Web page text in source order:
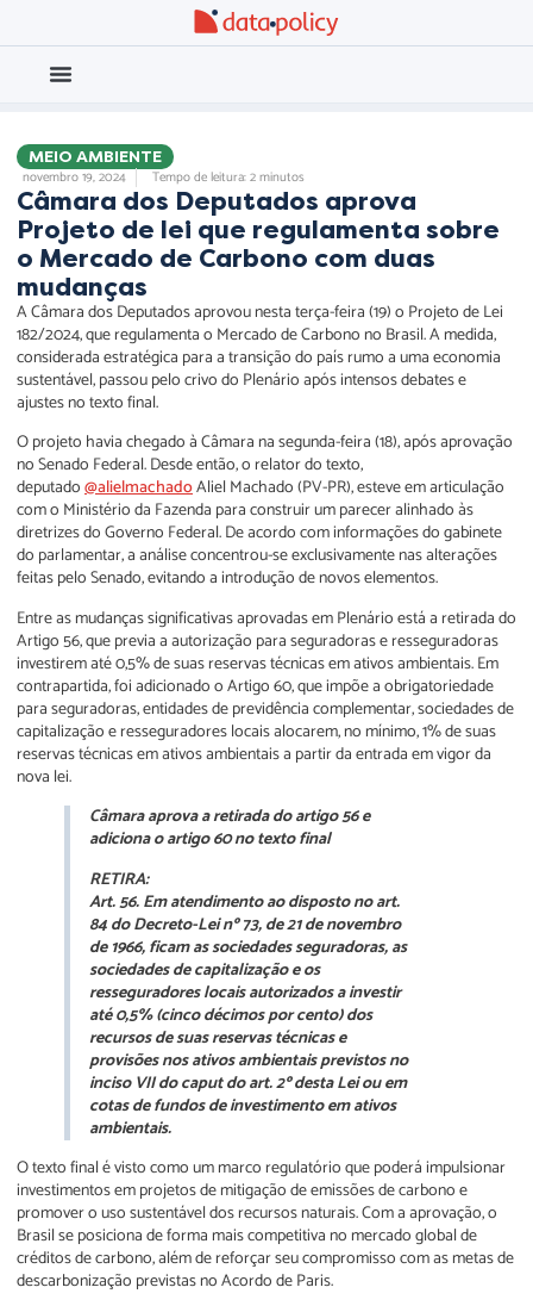
MEIO AMBIENTE
novembro 19, 2024 Tempo de leitura: 2 minutos
Câmara dos Deputados aprova
Projeto de lei que regulamenta sobre
o Mercado de Carbono com duas
mudanças
A Câmara dos Deputados aprovou nesta terça-feira (19) o Projeto de Lei
182/2024, que regulamenta o Mercado de Carbono no Brasil. A medida,
considerada estratégica para a transição do país rumo a uma economia
sustentável, passou pelo crivo do Plenário após intensos debates e
ajustes no texto final.
O projeto havia chegado à Câmara na segunda-feira (18), após aprovação
no Senado Federal. Desde então, o relator do texto,
deputado@alielmachadoAliel Machado (PV-PR), esteve em articulação
com o Ministério da Fazenda para construir um parecer alinhado às
diretrizes do Governo Federal. De acordo com informações do gabinete
do parlamentar, a análise concentrou-se exclusivamente nas alterações
feitas pelo Senado, evitando a introdução de novos elementos.
Entre as mudanças significativas aprovadas em Plenário está a retirada do
Artigo 56, que previa a autorização para seguradoras e resseguradoras
investirem até 0,5% de suas reservas técnicas em ativos ambientais. Em
contrapartida, foi adicionado o Artigo 60, que impõe a obrigatoriedade
para seguradoras, entidades de previdência complementar, sociedades de
capitalização e resseguradores locais alocarem, no mínimo, 1% de suas
reservas técnicas em ativos ambientais a partir da entrada em vigor da
nova lei.
Câmara aprova a retirada do artigo 56 e
adiciona o artigo 60 no texto final
RETIRA:
Art. 56. Em atendimento ao disposto no art.
84 do Decreto-Lei nº 73, de 21 de novembro
de 1966, ficam as sociedades seguradoras, as
sociedades de capitalização e os
resseguradores locais autorizados a investir
até 0,5% (cinco décimos por cento) dos
recursos de suas reservas técnicas e
provisões nos ativos ambientais previstos no
inciso VII do caput do art. 2º desta Lei ou em
cotas de fundos de investimento em ativos
ambientais.
O texto final é visto como um marco regulatório que poderá impulsionar
investimentos em projetos de mitigação de emissões de carbono e
promover o uso sustentável dos recursos naturais. Com a aprovação, o
Brasil se posiciona de forma mais competitiva no mercado global de
créditos de carbono, além de reforçar seu compromisso com as metas de
descarbonização previstas no Acordo de Paris.